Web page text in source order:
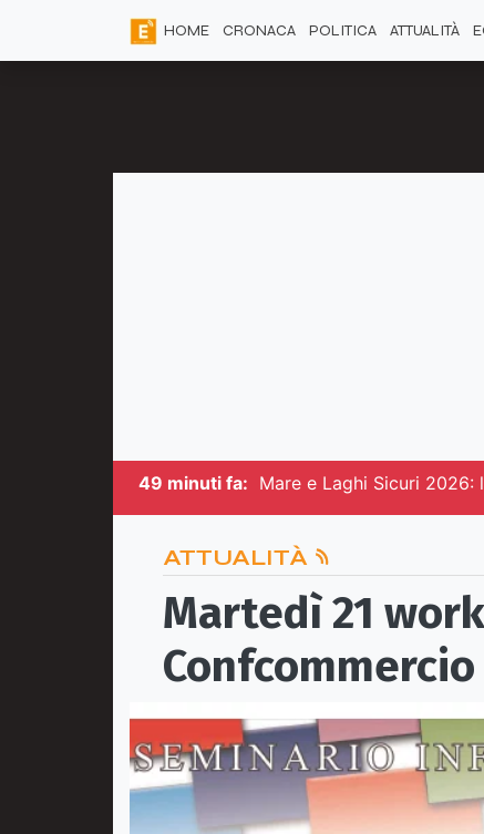
HOME CRONACA POLITICA ATTUALITÀ
49 minuti fa: Mare e Laghi Sicuri
ATTUALITÀ
Martedì 21
Confcommercio